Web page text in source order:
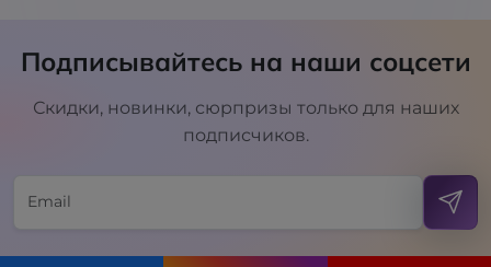
Подписывайтесь на наши соцсети
Скидки, новинки, сюрпризы только для наших
подписчиков.